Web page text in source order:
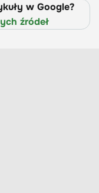
w Google?
źródeł